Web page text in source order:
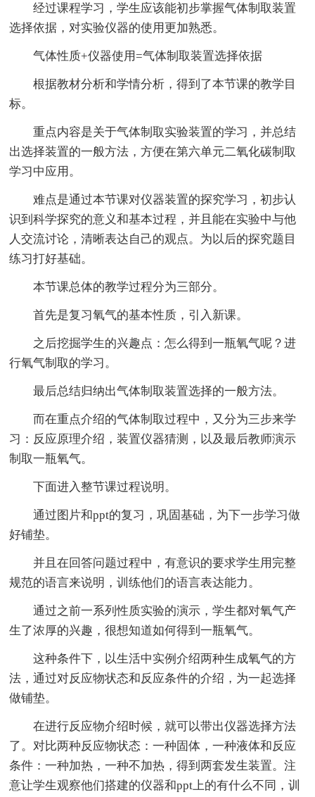
经过课程学习，学生应该能初步掌握气体制取装置
选择依据，对实验仪器的使用更加熟悉。
气体性质+仪器使用=气体制取装置选择依据
根据教材分析和学情分析，得到了本节课的教学目
标。
重点内容是关于气体制取实验装置的学习，并总结
出选择装置的一般方法，方便在第六单元二氧化碳制取
学习中应用。
难点是通过本节课对仪器装置的探究学习，初步认
识到科学探究的意义和基本过程，并且能在实验中与他
人交流讨论，清晰表达自己的观点。为以后的探究题目
练习打好基础。
本节课总体的教学过程分为三部分。
首先是复习氧气的基本性质，引入新课。
之后挖掘学生的兴趣点：怎么得到一瓶氧气呢？进
行氧气制取的学习。
最后总结归纳出气体制取装置选择的一般方法。
而在重点介绍的气体制取过程中，又分为三步来学
习：反应原理介绍，装置仪器猜测，以及最后教师演示
制取一瓶氧气。
下面进入整节课过程说明。
通过图片和ppt的复习，巩固基础，为下一步学习做
好铺垫。
并且在回答问题过程中，有意识的要求学生用完整
规范的语言来说明，训练他们的语言表达能力。
通过之前一系列性质实验的演示，学生都对氧气产
生了浓厚的兴趣，很想知道如何得到一瓶氧气。
这种条件下，以生活中实例介绍两种生成氧气的方
法，通过对反应物状态和反应条件的介绍，为一起选择
做铺垫。
在进行反应物介绍时候，就可以带出仪器选择方法
了。对比两种反应物状态：一种固体，一种液体和反应
条件：一种加热，一种不加热，得到两套发生装置。注
意让学生观察他们搭建的仪器和ppt上的有什么不同，训